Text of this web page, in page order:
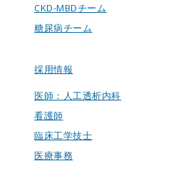
CKD-MBDチーム
糖尿病チーム
採用情報
医師：人工透析内科
看護師
臨床工学技士
医療事務